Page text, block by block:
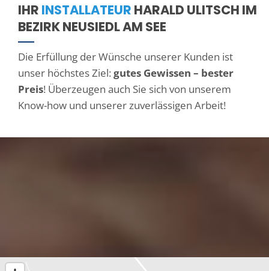
IHR INSTALLATEUR HARALD ULITSCH IM
BEZIRK NEUSIEDL AM SEE
Die Erfüllung der Wünsche unserer Kunden ist
unser höchstes Ziel: gutes Gewissen – bester
Preis! Überzeugen auch Sie sich von unserem
Know-how und unserer zuverlässigen Arbeit!